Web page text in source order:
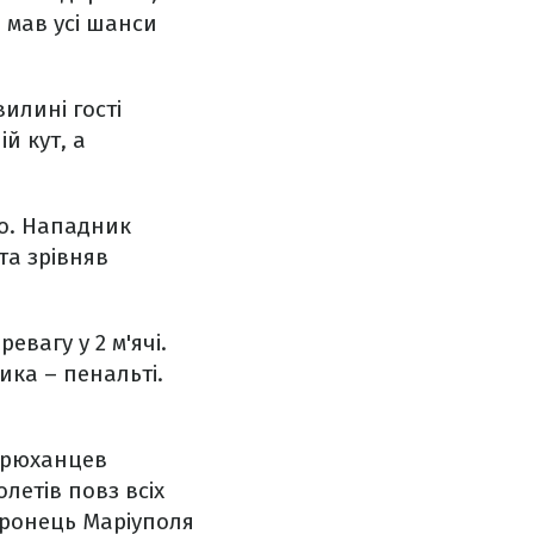
усі шанси
гості
кут, а
Нападник
зрівняв
у 2 м'ячі.
– пенальті.
повз всіх
Маріуполя